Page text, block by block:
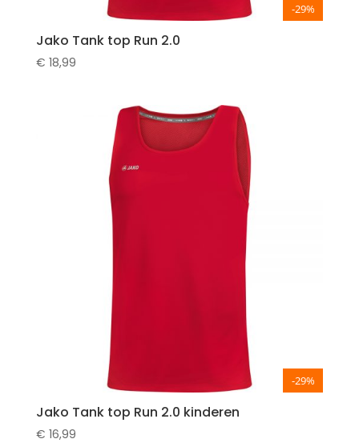
-29%
Jako Tank top Run 2.0
€ 18,99
-29%
Jako Tank top Run 2.0 kinderen
€ 16,99